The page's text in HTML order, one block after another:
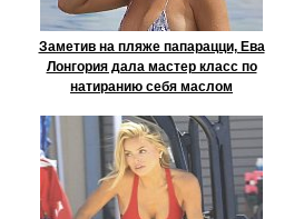
Заметив на пляже папарацци, Ева
Лонгория дала мастер класс по
натиранию себя маслом